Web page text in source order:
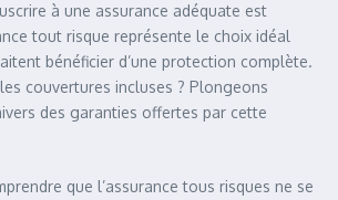
à une assurance adéquate est
tout risque représente le choix idéal
bénéficier d’une protection complète.
couvertures incluses ? Plongeons
des garanties offertes par cette
que l’assurance tous risques ne se